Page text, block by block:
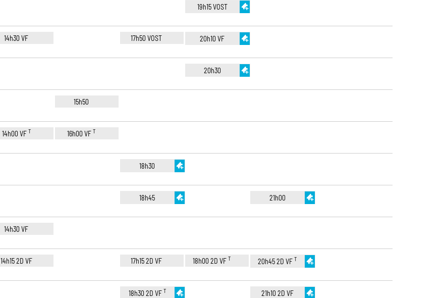
19h15 VOST
14h30 VF 17h50 VOST 20h10 VF
20h30
15h50
14h00 VF T 16h00 VF T
18h30
18h45 21h00
14h30 VF
14h15 2D VF 17h15 2D VF 18h00 2D VF T 20h45 2D VF T
18h30 2D VF T 21h10 2D VF